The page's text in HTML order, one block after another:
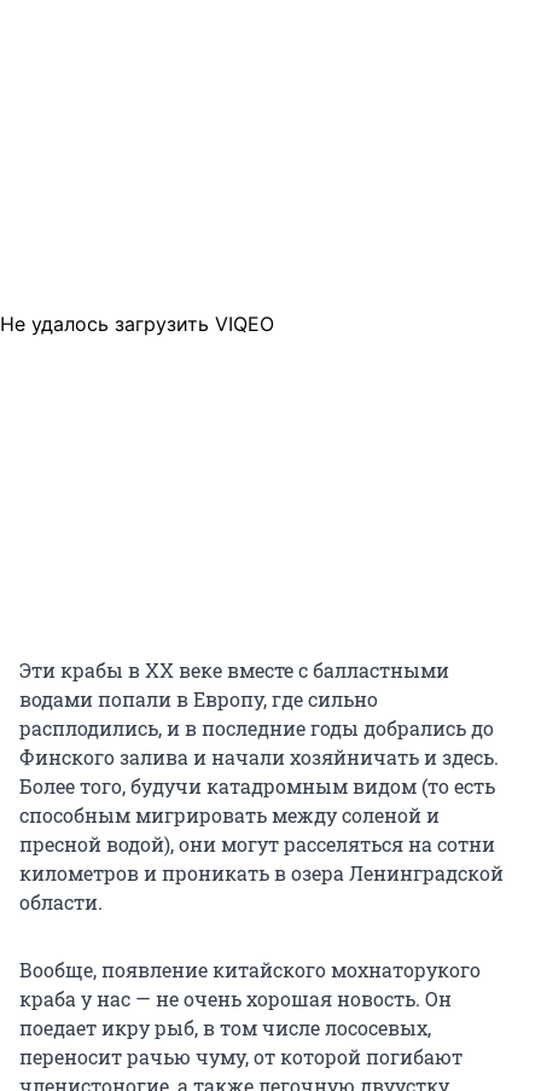
Не удалось загрузить VIQEO
Эти крабы в XX веке вместе с балластными
водами попали в Европу, где сильно
расплодились, и в последние годы добрались до
Финского залива и начали хозяйничать и здесь.
Более того, будучи катадромным видом (то есть
способным мигрировать между соленой и
пресной водой), они могут расселяться на сотни
километров и проникать в озера Ленинградской
области.
Вообще, появление китайского мохнаторукого
краба у нас — не очень хорошая новость. Он
поедает икру рыб, в том числе лососевых,
переносит рачью чуму, от которой погибают
членистоногие, а также легочную двуустку,